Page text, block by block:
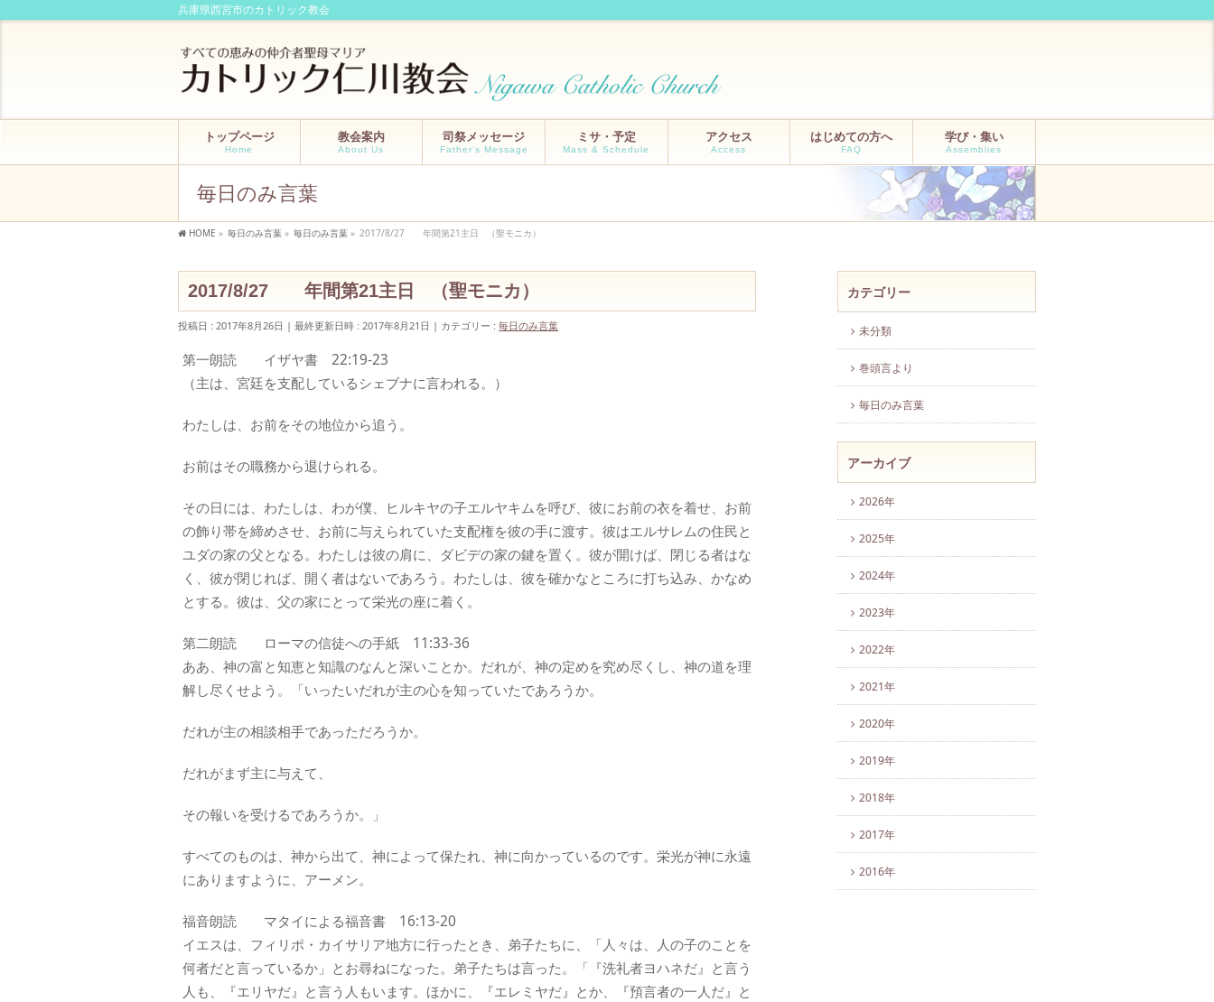
兵庫県西宮市のカトリック教会
トップページ
Home
教会案内
About Us
司祭メッセージ
Father’s Message
ミサ・予定
Mass & Schedule
アクセス
Access
はじめての方へ
FAQ
学び・集い
Assemblies
毎日のみ言葉
HOME » 毎日のみ言葉 » 毎日のみ言葉 » 2017/8/27 年間第21主日 （聖モニカ）
2017/8/27 年間第21主日 （聖モニカ）
投稿日 : 2017年8月26日 最終更新日時 : 2017年8月21日 カテゴリー : 毎日のみ言葉
第一朗読 イザヤ書 22:19-23
（主は、宮廷を支配しているシェブナに言われる。）
わたしは、お前をその地位から追う。
お前はその職務から退けられる。
その日には、わたしは、わが僕、ヒルキヤの子エルヤキムを呼び、彼にお前の衣を着せ、お前
の飾り帯を締めさせ、お前に与えられていた支配権を彼の手に渡す。彼はエルサレムの住民と
ユダの家の父となる。わたしは彼の肩に、ダビデの家の鍵を置く。彼が開けば、閉じる者はな
く、彼が閉じれば、開く者はないであろう。わたしは、彼を確かなところに打ち込み、かなめ
とする。彼は、父の家にとって栄光の座に着く。
第二朗読 ローマの信徒への手紙 11:33-36
ああ、神の富と知恵と知識のなんと深いことか。だれが、神の定めを究め尽くし、神の道を理
解し尽くせよう。「いったいだれが主の心を知っていたであろうか。
だれが主の相談相手であっただろうか。
だれがまず主に与えて、
その報いを受けるであろうか。」
すべてのものは、神から出て、神によって保たれ、神に向かっているのです。栄光が神に永遠
にありますように、アーメン。
福音朗読 マタイによる福音書 16:13-20
イエスは、フィリポ・カイサリア地方に行ったとき、弟子たちに、「人々は、人の子のことを
何者だと言っているか」とお尋ねになった。弟子たちは言った。「『洗礼者ヨハネだ』と言う
人も、『エリヤだ』と言う人もいます。ほかに、『エレミヤだ』とか、『預言者の一人だ』と
カテゴリー
未分類
巻頭言より
毎日のみ言葉
アーカイブ
2026年
2025年
2024年
2023年
2022年
2021年
2020年
2019年
2018年
2017年
2016年